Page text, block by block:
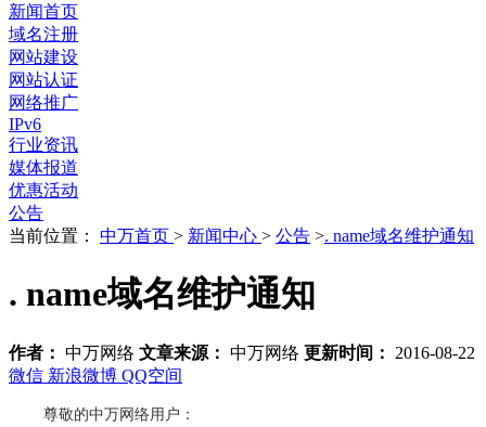
新闻首页
域名注册
网站建设
网站认证
网络推广
IPv6
行业资讯
媒体报道
优惠活动
公告
当前位置： 中万首页 > 新闻中心 > 公告 >. name域名维护通知
. name域名维护通知
作者： 中万网络 文章来源： 中万网络 更新时间： 2016-08-22
微信 新浪微博 QQ空间
尊敬的中万网络用户：